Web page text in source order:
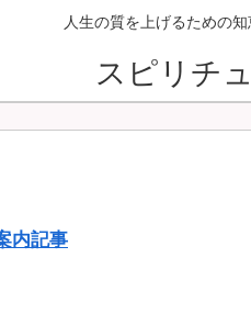
人生の質を上げるための
スピリチ
内記事